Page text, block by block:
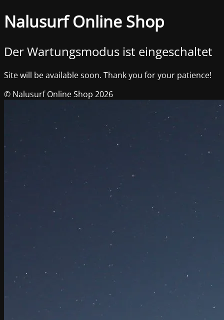
Nalusurf Online Shop
Der Wartungsmodus ist eingeschaltet
Site will be available soon. Thank you for your patience!
© Nalusurf Online Shop 2026